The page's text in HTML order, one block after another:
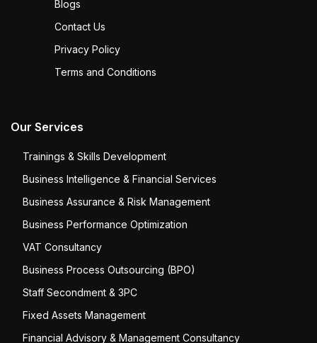
Blogs
Contact Us
Privacy Policy
Terms and Conditions
Our Services
Trainings & Skills Development
Business Intelligence & Financial Services
Business Assurance & Risk Management
Business Performance Optimization
VAT Consultancy
Business Process Outsourcing (BPO)
Staff Secondment & 3PC
Fixed Assets Management
Financial Advisory & Management Consultancy